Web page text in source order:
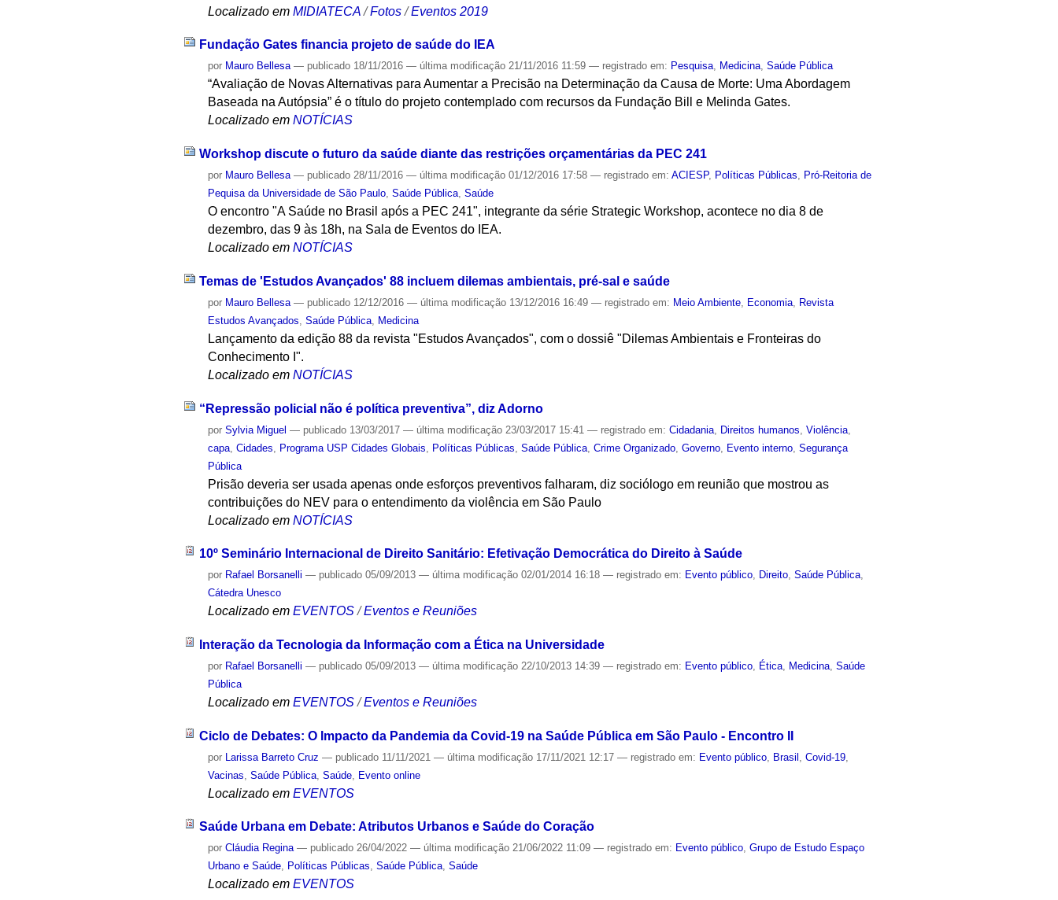
Localizado em MIDIATECA /Fotos /Eventos 2019
Fundação Gates financia projeto de saúde do IEA
por Mauro Bellesa — publicado 18/11/2016— última modificação 21/11/2016 11:59— registrado em: Pesquisa, Medicina,Saúde Pública
“Avaliação de Novas Alternativas para Aumentar a Precisão na Determinação da Causa de Morte: Uma Abordagem
Baseada na Autópsia” é o título do projeto contemplado com recursos da Fundação Bill e Melinda Gates.
Localizado em NOTÍCIAS
Workshop discute o futuro da saúde diante das restrições orçamentárias da PEC 241
por Mauro Bellesa — publicado 28/11/2016— última modificação 01/12/2016 17:58— registrado em:ACIESP, Políticas Públicas, Pró-Reitoria de
Pequisa da Universidade de São Paulo,Saúde Pública,Saúde
O encontro "A Saúde no Brasil após a PEC 241", integrante da série Strategic Workshop, acontece no dia 8 de
dezembro, das 9 às 18h, na Sala de Eventos do IEA.
Localizado em NOTÍCIAS
Temas de 'Estudos Avançados' 88 incluem dilemas ambientais, pré-sal e saúde
por Mauro Bellesa — publicado 12/12/2016— última modificação 13/12/2016 16:49— registrado em: Meio Ambiente Economia
Revista
Estudos Avançados ,Saúde Pública Medicina
Lançamento da edição 88 da revista "Estudos Avançados", com o dossiê "Dilemas Ambientais e Fronteiras do
Conhecimento I".
Localizado em NOTÍCIAS
“Repressão policial não é política preventiva”, diz Adorno
porSylvia Miguel — publicado 13/03/2017— última modificação 23/03/2017 15:41— registrado em:Cidadania Direitos humanos ,Violência
capa ,Cidades Programa USP Cidades Globais Políticas Públicas ,Saúde Pública ,Crime Organizado ,Governo Evento interno ,Segurança
Pública
Prisão deveria ser usada apenas onde esforços preventivos falharam, diz sociólogo em reunião que mostrou as
contribuições do NEV para o entendimento da violência em São Paulo
Localizado em NOTÍCIAS
10º Seminário Internacional de Direito Sanitário: Efetivação Democrática do Direito à Saúde
por Rafael Borsanelli — publicado 05/09/2013— última modificação 02/01/2014 16:18— registrado em: Evento público, Direito,Saúde Pública,
Cátedra Unesco
Localizado em EVENTOS /Eventos e Reuniões
Interação da Tecnologia da Informação com a Ética na Universidade
por Rafael Borsanelli — publicado 05/09/2013— última modificação 22/10/2013 14:39— registrado em: Evento público Ética Medicina ,Saúde
Pública
Localizado em EVENTOS /Eventos e Reuniões
Ciclo de Debates: O Impacto da Pandemia da Covid-19 na Saúde Pública em São Paulo - Encontro II
por Larissa Barreto Cruz — publicado 11/11/2021— última modificação 17/11/2021 12:17— registrado em: Evento público Brasil ,Covid-19
Vacinas ,Saúde Pública ,Saúde Evento online
Localizado em EVENTOS
Saúde Urbana em Debate: Atributos Urbanos e Saúde do Coração
porCláudia Regina — publicado 26/04/2022— última modificação 21/06/2022 11:09— registrado em: Evento público,Grupo de Estudo Espaço
Urbano e Saúde, Políticas Públicas,Saúde Pública,Saúde
Localizado em EVENTOS